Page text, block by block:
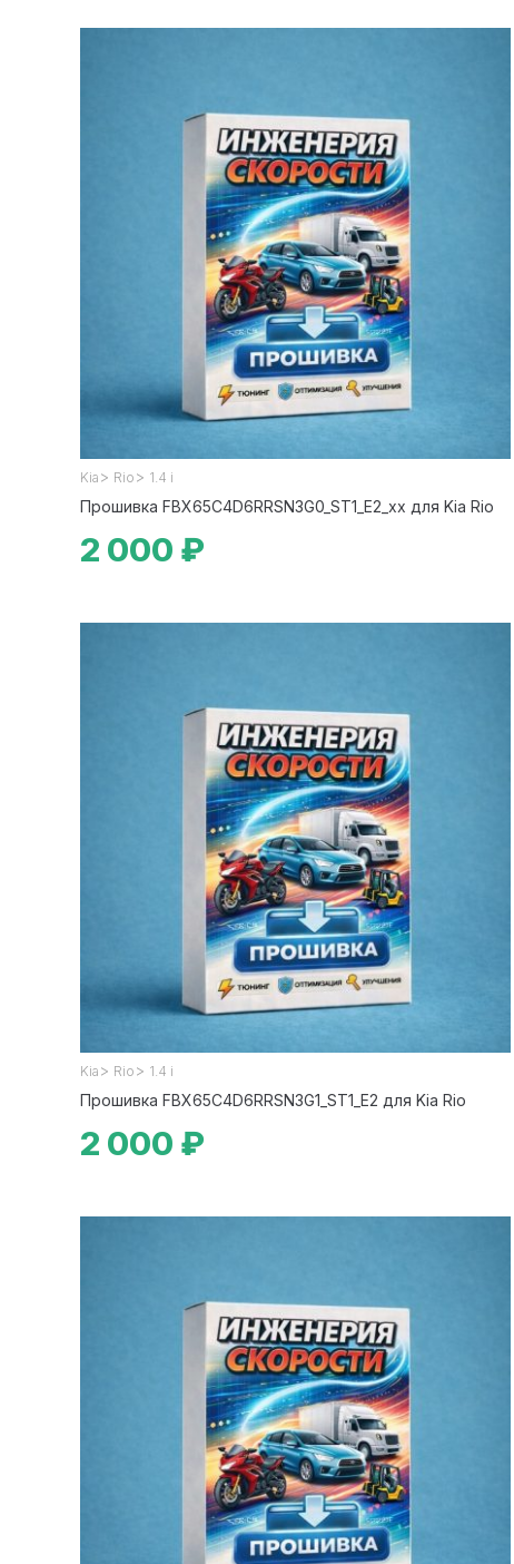
Kia > Rio > 1.4 i
Прошивка FBX65C4D6RRSN3G0_ST1_E2_xx для Kia Rio
2 000 ₽
Kia > Rio > 1.4 i
Прошивка FBX65C4D6RRSN3G1_ST1_E2 для Kia Rio
2 000 ₽